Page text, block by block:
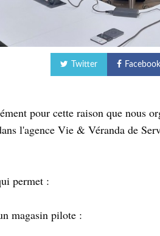
Twitter Facebook
pour cette raison que nous
l'agence Vie & Véranda de
permet :
magasin pilote :